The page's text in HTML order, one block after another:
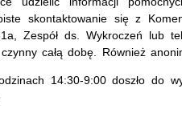
skontaktowanie się z
Zespół ds. Wykroczeń lub
całą dobę. Również
14:30-9:00 doszło do